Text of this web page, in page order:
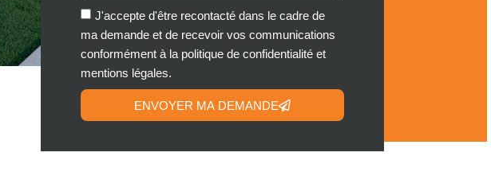
J'accepte d'être recontacté dans le cadre de
ma demande et de recevoir vos communications
conformément à la politique de confidentialité et
mentions légales.
ENVOYER MA DEMANDE